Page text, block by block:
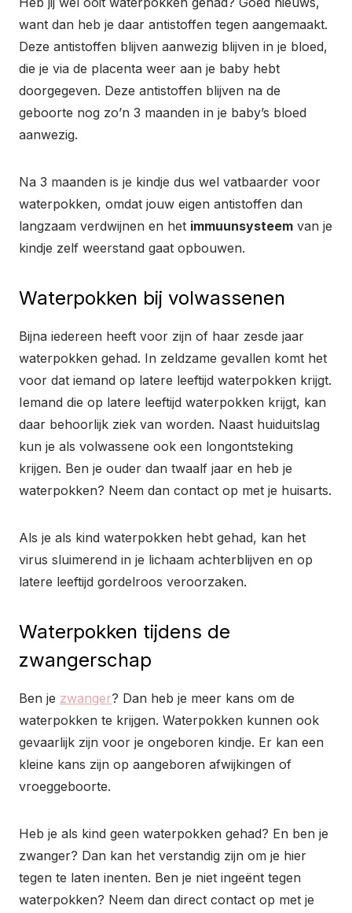
want dan heb je daar antistoffen tegen aangemaakt.
Deze antistoffen blijven aanwezig blijven in je bloed,
die je via de placenta weer aan je baby hebt
doorgegeven. Deze antistoffen blijven na de
geboorte nog zo’n 3 maanden in je baby’s bloed
aanwezig.
Na 3 maanden is je kindje dus wel vatbaarder voor
waterpokken, omdat jouw eigen antistoffen dan
langzaam verdwijnen en het immuunsysteem van je
kindje zelf weerstand gaat opbouwen.
Waterpokken bij volwassenen
Bijna iedereen heeft voor zijn of haar zesde jaar
waterpokken gehad. In zeldzame gevallen komt het
voor dat iemand op latere leeftijd waterpokken krijgt.
Iemand die op latere leeftijd waterpokken krijgt, kan
daar behoorlijk ziek van worden. Naast huiduitslag
kun je als volwassene ook een longontsteking
krijgen. Ben je ouder dan twaalf jaar en heb je
waterpokken? Neem dan contact op met je huisarts.
Als je als kind waterpokken hebt gehad, kan het
virus sluimerend in je lichaam achterblijven en op
latere leeftijd gordelroos veroorzaken.
Waterpokken tijdens de
zwangerschap
Ben je zwanger? Dan heb je meer kans om de
waterpokken te krijgen. Waterpokken kunnen ook
gevaarlijk zijn voor je ongeboren kindje. Er kan een
kleine kans zijn op aangeboren afwijkingen of
vroeggeboorte.
Heb je als kind geen waterpokken gehad? En ben je
zwanger? Dan kan het verstandig zijn om je hier
tegen te laten inenten. Ben je niet ingeënt tegen
waterpokken? Neem dan direct contact op met je